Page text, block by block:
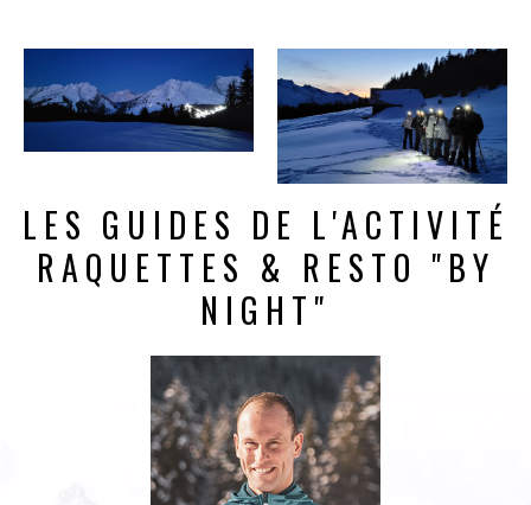
LES GUIDES DE L'ACTIVITÉ
RAQUETTES & RESTO "BY
NIGHT"